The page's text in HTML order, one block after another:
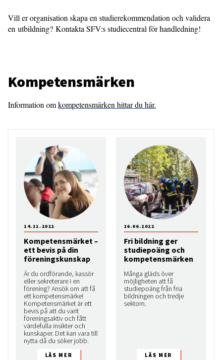
Vill er organisation skapa en studierekommendation och validera
en utbildning? Kontakta SFV:s studiecentral för handledning!
Kompetensmärken
Information omkompetensmärken hittar du här.
Kompetensmärket –
ett bevis på din
föreningskunskap
Är du ordförande, kassör
eller sekreterare i en
förening? Ansök om att få
ett kompetensmärke!
Kompetensmärket är ett
bevis på att du varit
föreningsaktiv och fått
värdefulla insikter och
kunskaper. Det kan vara till
nytta då du söker jobb.
14.11.2022
Fri bildning ger
studiepoäng och
kompetensmärken
Många gläds över
möjligheten att få
studiepoäng från fria
bildningen och tredje
sektorn.
16.06.2022